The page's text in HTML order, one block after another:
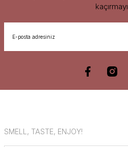
SMELL, TASTE, ENJOY!